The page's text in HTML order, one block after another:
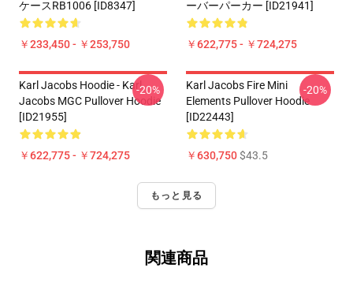
ケースRB1006 [ID8347]
￥233,450 - ￥253,750
ーバーパーカー [ID21941]
￥622,775 - ￥724,275
Karl Jacobs Hoodie - Karl
Jacobs MGC Pullover Hoodie
[ID21955]
￥622,775 - ￥724,275
-20%
Karl Jacobs Fire Mini
Elements Pullover Hoodie
[ID22443]
￥630,750$43.5
-20%
もっと見る
関連商品